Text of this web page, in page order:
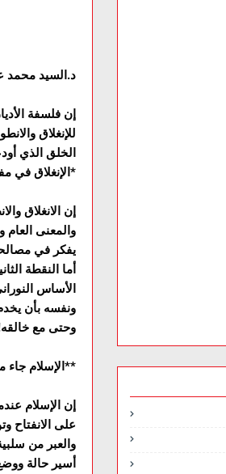
د.السيد محمد
إن فلسفة
للإنغلاق
الخلق الذي
*الإنغلاق في
إن الانغلاق
والمعنى العام
يفکر في
أما النقطة
الأساس
ونفسه بأن
وحتى مع
**الإسلام جاء
إن الإسلام
على الانفتاح
والعبر من
أسير حالة